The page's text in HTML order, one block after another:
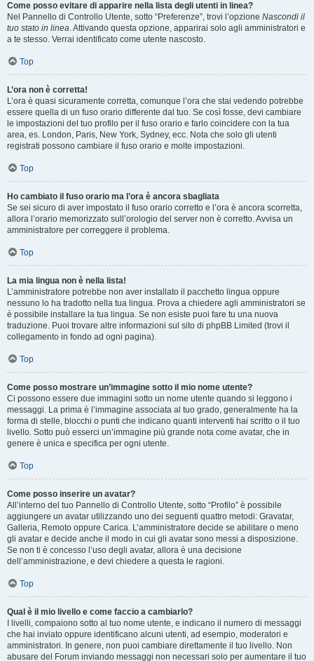
Come posso evitare di apparire nella lista degli utenti in linea?
Nel Pannello di Controllo Utente, sotto “Preferenze”, trovi l’opzione Nascondi il
tuo stato in linea. Attivando questa opzione, apparirai solo agli amministratori e
a te stesso. Verrai identificato come utente nascosto.
Top
L’ora non è corretta!
L’ora è quasi sicuramente corretta, comunque l’ora che stai vedendo potrebbe
essere quella di un fuso orario differente dal tuo. Se così fosse, devi cambiare
le impostazioni del tuo profilo per il fuso orario e farlo coincidere con la tua
area, es. London, Paris, New York, Sydney, ecc. Nota che solo gli utenti
registrati possono cambiare il fuso orario e molte impostazioni.
Top
Ho cambiato il fuso orario ma l’ora è ancora sbagliata
Se sei sicuro di aver impostato il fuso orario corretto e l’ora è ancora scorretta,
allora l’orario memorizzato sull’orologio del server non è corretto. Avvisa un
amministratore per correggere il problema.
Top
La mia lingua non è nella lista!
L’amministratore potrebbe non aver installato il pacchetto lingua oppure
nessuno lo ha tradotto nella tua lingua. Prova a chiedere agli amministratori se
è possibile installare la tua lingua. Se non esiste puoi fare tu una nuova
traduzione. Puoi trovare altre informazioni sul sito di phpBB Limited (trovi il
collegamento in fondo ad ogni pagina).
Top
Come posso mostrare un’immagine sotto il mio nome utente?
Ci possono essere due immagini sotto un nome utente quando si leggono i
messaggi. La prima è l’immagine associata al tuo grado, generalmente ha la
forma di stelle, blocchi o punti che indicano quanti interventi hai scritto o il tuo
livello. Sotto può esserci un’immagine più grande nota come avatar, che in
genere è unica e specifica per ogni utente.
Top
Come posso inserire un avatar?
All’interno del tuo Pannello di Controllo Utente, sotto “Profilo” è possibile
aggiungere un avatar utilizzando uno dei seguenti quattro metodi: Gravatar,
Galleria, Remoto oppure Carica. L’amministratore decide se abilitare o meno
gli avatar e decide anche il modo in cui gli avatar sono messi a disposizione.
Se non ti è concesso l’uso degli avatar, allora è una decisione
dell’amministrazione, e devi chiedere a questa le ragioni.
Top
Qual è il mio livello e come faccio a cambiarlo?
I livelli, compaiono sotto al tuo nome utente, e indicano il numero di messaggi
che hai inviato oppure identificano alcuni utenti, ad esempio, moderatori e
amministratori. In genere, non puoi cambiare direttamente il tuo livello. Non
abusare del Forum inviando messaggi non necessari solo per aumentare il tuo